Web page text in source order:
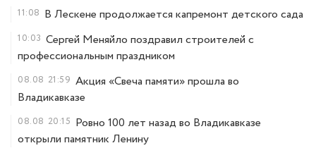
11:08 В Лескене продолжается капремонт детского сада
10:03 Сергей Меняйло поздравил строителей с
профессиональным праздником
08.08 21:59 Акция «Свеча памяти» прошла во
Владикавказе
08.08 20:15 Ровно 100 лет назад во Владикавказе
открыли памятник Ленину